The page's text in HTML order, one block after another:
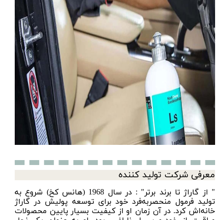
معرفی شرکت تولید کننده
" از گاراژ تا برند برتر" : در سال 1968 (هانس کخ) شروع به
تولید فرمول منحصر‌به‌فرد خود برای توسعه پولیش در گاراژ
خانه‌اش کرد. در آن زمان او از کیفیت بسیار پایین محصولات